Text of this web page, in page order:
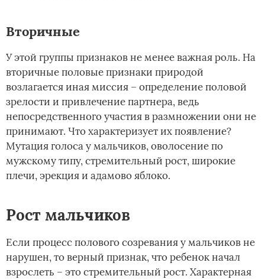
Вторичные
У этой группы признаков не менее важная роль. На
вторичные половые признаки природой
возлагается иная миссия – определение половой
зрелости и привлечение партнера, ведь
непосредственного участия в размножении они не
принимают. Что характеризует их появление?
Мутация голоса у мальчиков, оволосение по
мужскому типу, стремительный рост, широкие
плечи, эрекция и адамово яблоко.
Рост мальчиков
Если процесс полового созревания у мальчиков не
нарушен, то верный признак, что ребенок начал
взрослеть – это стремительный рост. Характерная